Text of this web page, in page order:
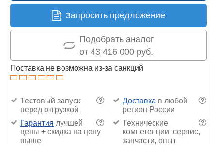
Запросить предложение
Подобрать аналог
от 43 416 000 руб.
Поставка не возможна из-за санкций
?
Тестовый запуск
перед отгрузкой
?
Доставка в любой
регион России
?
Гарантия лучшей
цены + скидка на цену
выше
?
Технические
компетенции: сервис,
запчасти, опыт